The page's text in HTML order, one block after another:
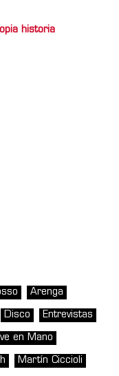
historia
Arenga
Disco Entrevistas
en Mano
Martín Ciccioli